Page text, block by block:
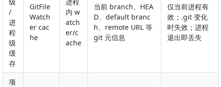
/
进
程
级
缓
存
GitFile
Watch
er cac
he
内 w
atch
er/c
ache
当前 branch、HEA
D、default branc
h、remote URL 等
git 元信息
仅当前进程有
效；.git 变化
时失效；进程
退出即丢失
项